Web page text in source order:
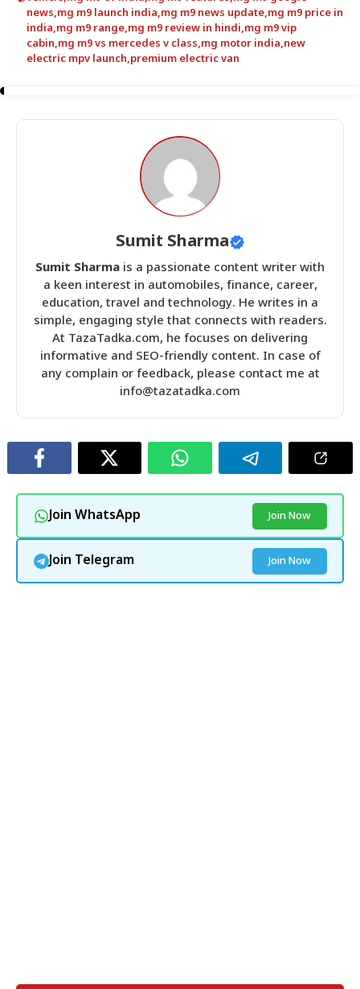
news,mg m9 launch india,mg m9 news update,mg m9 price in
india,mg m9 range,mg m9 review in hindi,mg m9 vip
cabin,mg m9 vs mercedes v class,mg motor india,new
electric mpv launch,premium electric van
Sumit Sharma
Sumit Sharma is a passionate content writer with
a keen interest in automobiles, finance, career,
education, travel and technology. He writes in a
simple, engaging style that connects with readers.
At TazaTadka.com, he focuses on delivering
informative and SEO-friendly content. In case of
any complain or feedback, please contact me at
info@tazatadka.com
Join WhatsApp Join Now
Join Telegram Join Now